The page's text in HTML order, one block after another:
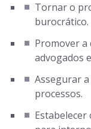
Tornar o
burocrático.
Promover a
advogados
Assegurar
processos.